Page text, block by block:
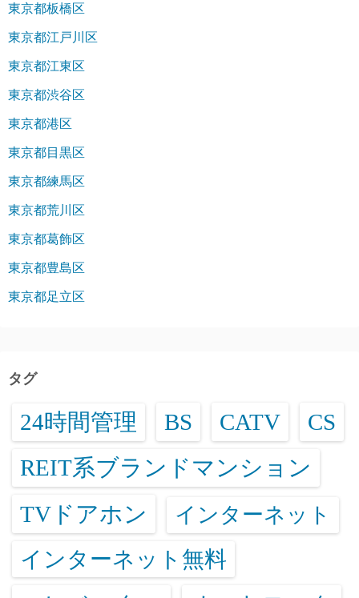
東京都板橋区
東京都江戸川区
東京都江東区
東京都渋谷区
東京都港区
東京都目黒区
東京都練馬区
東京都荒川区
東京都葛飾区
東京都豊島区
東京都足立区
タグ
24時間管理 BS CATV CS
REIT系ブランドマンション
TVドアホン インターネット
インターネット無料